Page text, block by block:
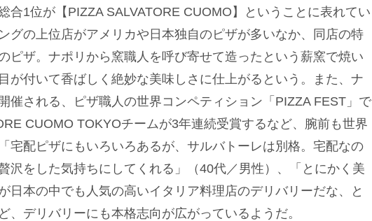
合1位が【PIZZA SALVATORE CUOMO】ということに表れてい
グの上位店がアメリカや日本独自のピザが多いなか、同店の特
ピザ。ナポリから窯職人を呼び寄せて造ったという薪窯で焼い
が付いて香ばしく絶妙な美味しさに仕上がるという。また、ナ
催される、ピザ職人の世界コンペティション「PIZZA FEST」で
CUOMO TOKYOチームが3年連続受賞するなど、腕前も世界
宅配ピザにもいろいろあるが、サルバトーレは別格。宅配なの
沢をした気持ちにしてくれる」（40代／男性）、「とにかく美
本の中でも人気の高いイタリア料理店のデリバリーだな、と
、デリバリーにも本格志向が広がっているようだ。